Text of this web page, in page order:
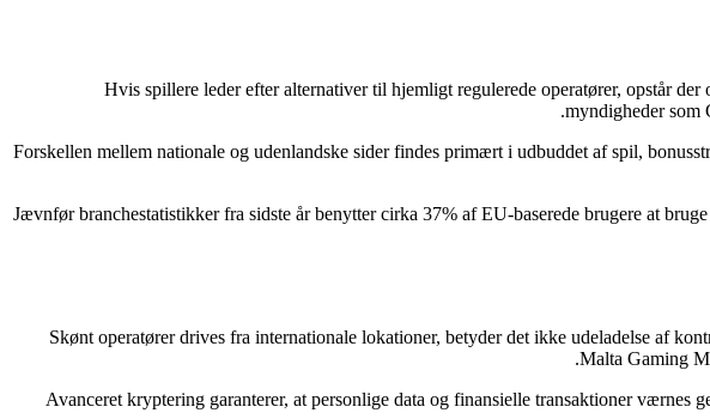
Hvis spillere leder efter alternativer til hjemligt regulerede operatører, opstår
myndigheder som
Forskellen mellem nationale og udenlandske sider findes primært i udbuddet af spil,
Jævnfør branchestatistikker fra sidste år benytter cirka 37% af EU-baserede brugere at
Skønt operatører drives fra internationale lokationer, betyder det ikke udeladelse af
Malta Gaming
Avanceret kryptering garanterer, at personlige data og finansielle transaktioner